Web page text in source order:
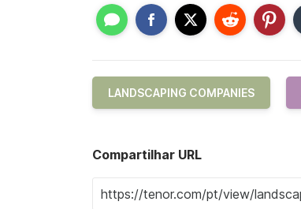
LANDSCAPING COMPANIES
Compartilhar URL